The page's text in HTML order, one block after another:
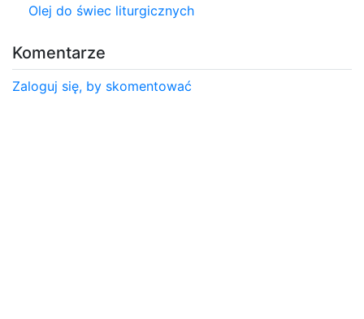
Olej do świec liturgicznych
Komentarze
Zaloguj się, by skomentować